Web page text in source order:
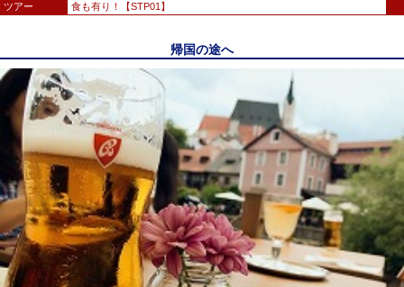
ツアー
食も有り！【STP01】
帰国の途へ